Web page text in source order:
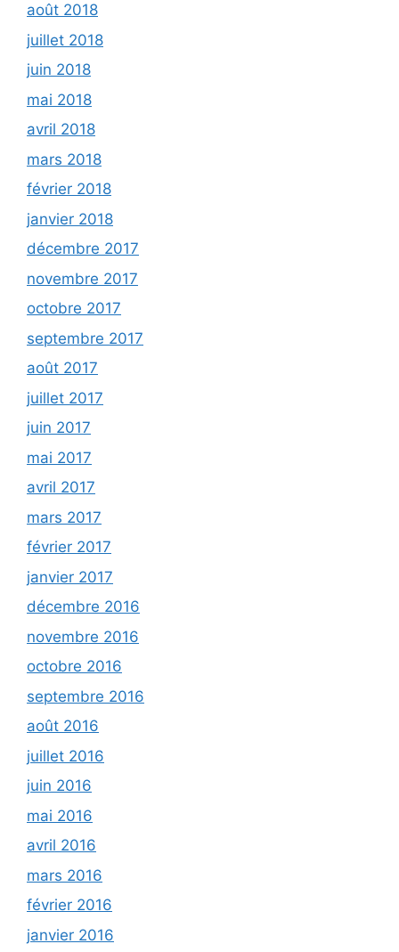
août 2018
juillet 2018
juin 2018
mai 2018
avril 2018
mars 2018
février 2018
janvier 2018
décembre 2017
novembre 2017
octobre 2017
septembre 2017
août 2017
juillet 2017
juin 2017
mai 2017
avril 2017
mars 2017
février 2017
janvier 2017
décembre 2016
novembre 2016
octobre 2016
septembre 2016
août 2016
juillet 2016
juin 2016
mai 2016
avril 2016
mars 2016
février 2016
janvier 2016